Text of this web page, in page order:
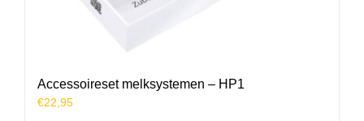
Accessoireset melksystemen – HP1
€22,95